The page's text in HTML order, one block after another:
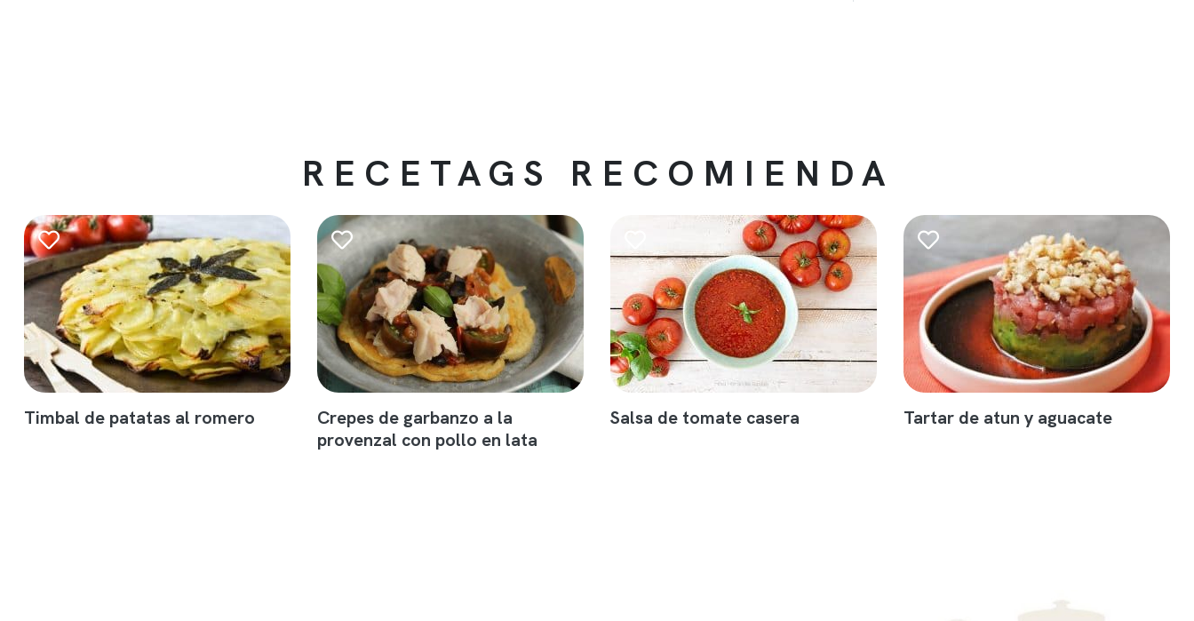
RECETAGS RECOMIENDA
Timbal de patatas al romero
Crepes de garbanzo a la
provenzal con pollo en lata
Salsa de tomate casera Tartar de atun y aguacate